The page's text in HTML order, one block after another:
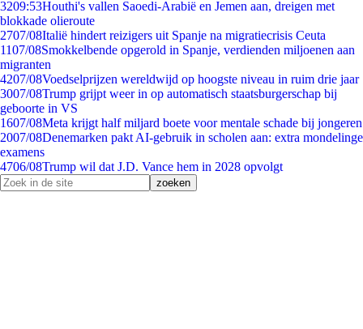
3209:53Houthi's vallen Saoedi-Arabië en Jemen aan, dreigen met
blokkade olieroute
2707/08Italië hindert reizigers uit Spanje na migratiecrisis Ceuta
1107/08Smokkelbende opgerold in Spanje, verdienden miljoenen aan
migranten
4207/08Voedselprijzen wereldwijd op hoogste niveau in ruim drie jaar
3007/08Trump grijpt weer in op automatisch staatsburgerschap bij
geboorte in VS
1607/08Meta krijgt half miljard boete voor mentale schade bij jongeren
2007/08Denemarken pakt AI-gebruik in scholen aan: extra mondelinge
examens
4706/08Trump wil dat J.D. Vance hem in 2028 opvolgt